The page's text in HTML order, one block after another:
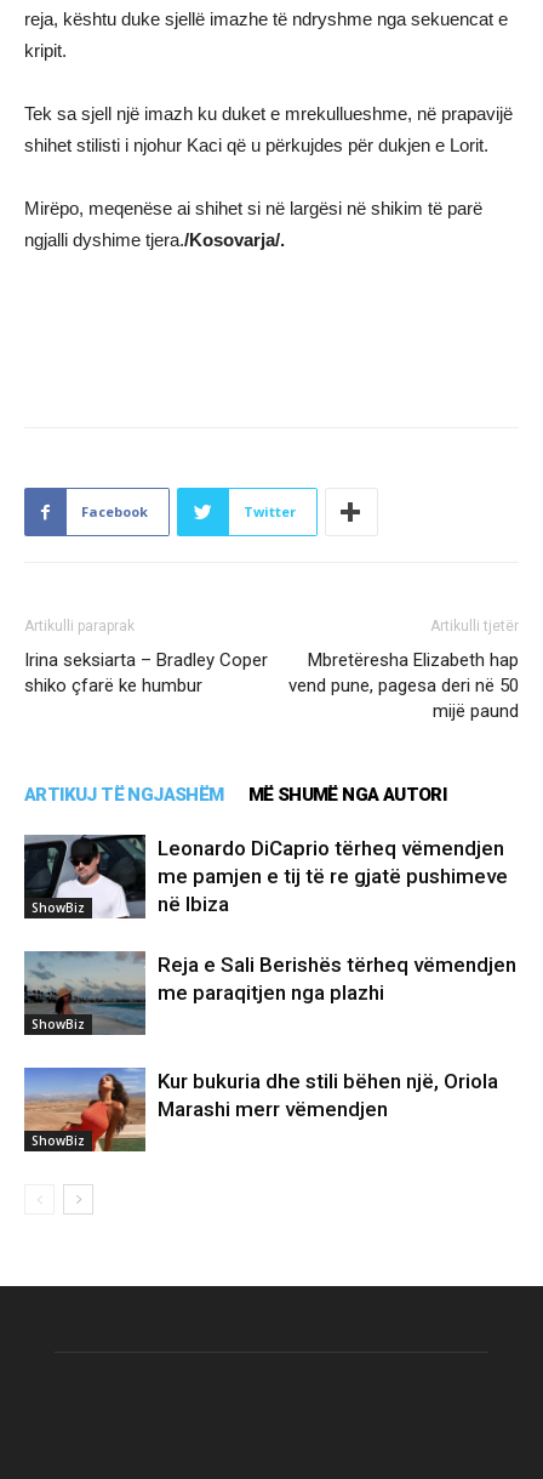
reja, kështu duke sjellë imazhe të ndryshme nga sekuencat e
kripit.
Tek sa sjell një imazh ku duket e mrekullueshme, në prapavijë
shihet stilisti i njohur Kaci që u përkujdes për dukjen e Lorit.
Mirëpo, meqenëse ai shihet si në largësi në shikim të parë
ngjalli dyshime tjera./Kosovarja/.
Facebook Twitter
Artikulli paraprak
Irina seksiarta – Bradley Coper
shiko çfarë ke humbur
Artikulli tjetër
Mbretëresha Elizabeth hap
vend pune, pagesa deri në 50
mijë paund
ARTIKUJ TË NGJASHËM MË SHUMË NGA AUTORI
ShowBiz
Leonardo DiCaprio tërheq vëmendjen
me pamjen e tij të re gjatë pushimeve
në Ibiza
ShowBiz
Reja e Sali Berishës tërheq vëmendjen
me paraqitjen nga plazhi
ShowBiz
Kur bukuria dhe stili bëhen një, Oriola
Marashi merr vëmendjen